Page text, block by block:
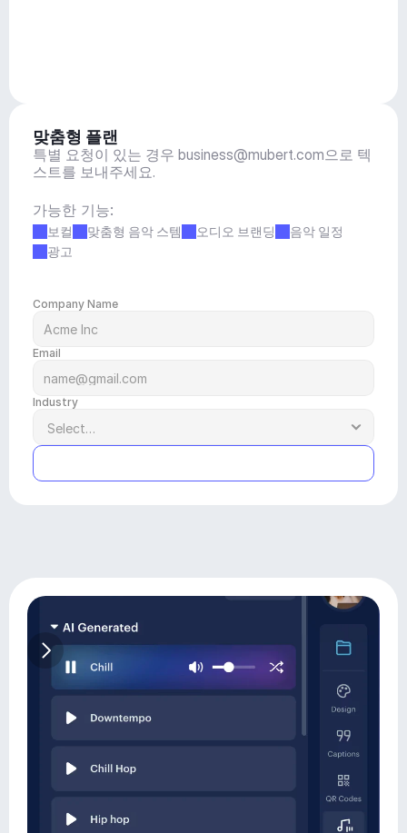
맞춤형 플랜
특별 요청이 있는 경우 business@mubert.com으로 텍
스트를 보내주세요.
가능한 기능:
보컬 맞춤형 음악 스템 오디오 브랜딩
음악 일정
광고
Company Name
Email
Industry